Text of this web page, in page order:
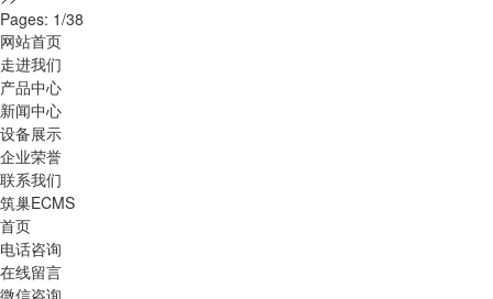
Pages: 1/38
网站首页
走进我们
产品中心
新闻中心
设备展示
企业荣誉
联系我们
筑巢ECMS
首页
电话咨询
在线留言
微信咨询